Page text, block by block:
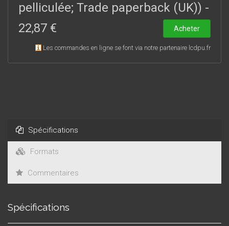
entre l’individuel et le collectif, lorsqu’il s’agit de définir
l’identité, est mouvant et indéfiniment extensif. Les sciences
humaines contemporaines tentent de faire la théorie de ce
que l’histoire des sociétés et des civilisations propose à
l’observation. L’art, la littérature, l’histoire des idées disent
concurremment au discours historique les liens qu’entretient
pelliculée; Trade paperback (UK)) -
22,87 €
Acheter
Les commandes en ligne se font via notre partenaire lcdpu.fr
Spécifications
Formats
Commentaires
Spécifications